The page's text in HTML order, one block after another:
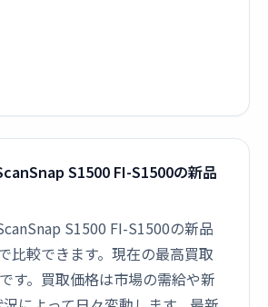
S1500 FI-S1500の新品
S1500 FI-S1500の新品
比較できます。現在の最高買取
す。買取価格は市場の需給や新